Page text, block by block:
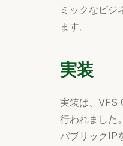
ミックなビジ
ます。
実装
実装は、VFS
行われました
パブリックIP